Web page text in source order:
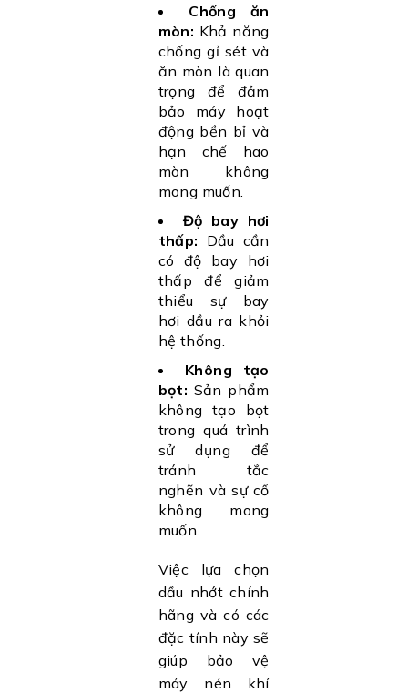
Chống ăn
mòn: Khả năng
chống gỉ sét và
ăn mòn là quan
trọng để đảm
bảo máy hoạt
động bền bỉ và
hạn chế hao
mòn không
mong muốn.
Độ bay hơi
thấp: Dầu cần
có độ bay hơi
thấp để giảm
thiểu sự bay
hơi dầu ra khỏi
hệ thống.
Không tạo
bọt: Sản phẩm
không tạo bọt
trong quá trình
sử dụng để
tránh tắc
nghẽn và sự cố
không mong
muốn.
Việc lựa chọn
dầu nhớt chính
hãng và có các
đặc tính này sẽ
giúp bảo vệ
máy nén khí